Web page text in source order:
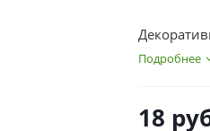
Подробнее
18